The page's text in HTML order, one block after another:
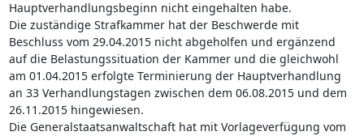
Hauptverhandlungsbeginn nicht eingehalten habe.
Die zuständige Strafkammer hat der Beschwerde mit
Beschluss vom 29.04.2015 nicht abgeholfen und ergänzend
auf die Belastungssituation der Kammer und die gleichwohl
am 01.04.2015 erfolgte Terminierung der Hauptverhandlung
an 33 Verhandlungstagen zwischen dem 06.08.2015 und dem
26.11.2015 hingewiesen.
Die Generalstaatsanwaltschaft hat mit Vorlageverfügung vom